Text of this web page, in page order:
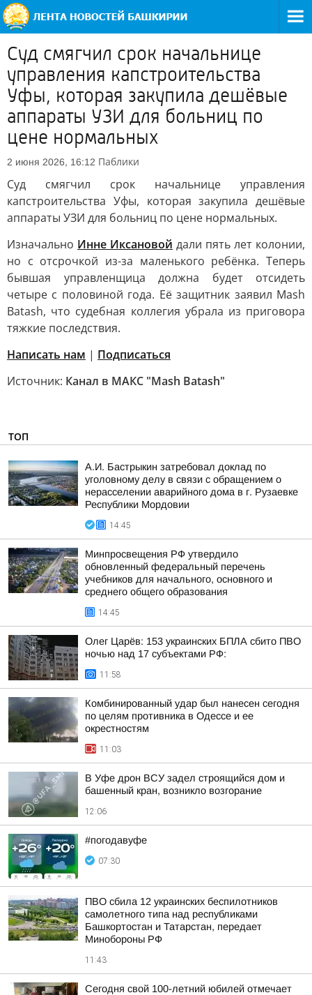
Суд смягчил срок начальнице
управления капстроительства
Уфы, которая закупила дешёвые
аппараты УЗИ для больниц по
цене нормальных
2 июня 2026, 16:12 Паблики
Суд смягчил срок начальнице управления
капстроительства Уфы, которая закупила дешёвые
аппараты УЗИ для больниц по цене нормальных.
Изначально Инне Иксановой дали пять лет колонии,
но с отсрочкой из-за маленького ребёнка. Теперь
бывшая управленщица должна будет отсидеть
четыре с половиной года. Её защитник заявил Mash
Batash, что судебная коллегия убрала из приговора
тяжкие последствия.
Написать нам | Подписаться
Источник: Канал в МАКС "Mash Batash"
ТОП
А.И. Бастрыкин затребовал доклад по
уголовному делу в связи с обращением о
нерасселении аварийного дома в г. Рузаевке
Республики Мордовии
14:45
Минпросвещения РФ утвердило
обновленный федеральный перечень
учебников для начального, основного и
среднего общего образования
14:45
Олег Царёв: 153 украинских БПЛА сбито ПВО
ночью над 17 субъектами РФ:
11:58
Комбинированный удар был нанесен сегодня
по целям противника в Одессе и ее
окрестностям
11:03
В Уфе дрон ВСУ задел строящийся дом и
башенный кран, возникло возгорание
12:06
#погодавуфе
07:30
ПВО сбила 12 украинских беспилотников
самолетного типа над республиками
Башкортостан и Татарстан, передает
Минобороны РФ
11:43
Сегодня свой 100-летний юбилей отмечает